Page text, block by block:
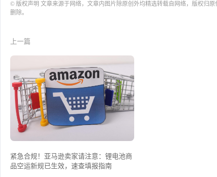
© 版权声明 文章来源于网络，文章内图片除原创外均精选转载自网络，版权归
删除。
上一篇
紧急合规！亚马逊卖家请注意：锂电池商
品空运新规已生效，速查填报指南